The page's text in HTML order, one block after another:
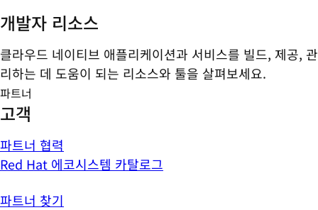
개발자 리소스
클라우드 네이티브 애플리케이션과 서비스를 빌드, 제공, 관
리하는 데 도움이 되는 리소스와 툴을 살펴보세요.
파트너
고객
파트너 협력
Red Hat 에코시스템 카탈로그
파트너 찾기